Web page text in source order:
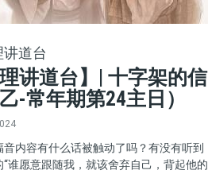
讲道台
理讲道台】| 十字架的信
-常年期第24主日）
音内容有什么话被触动了吗？有没有听到
“谁愿意跟随我，就该舍弃自己，背起他的